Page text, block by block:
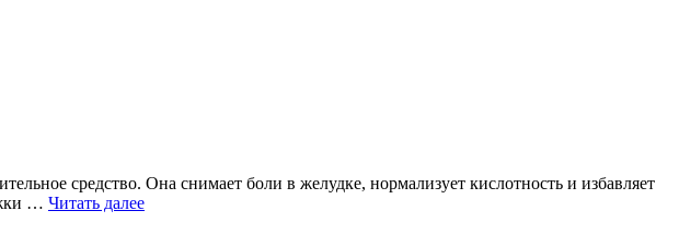
средство. Она снимает боли в желудке, нормализует кислотность и избавляет
… Читать далее